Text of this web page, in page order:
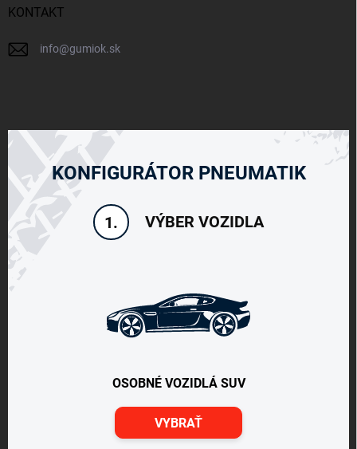
KONTAKT
info@gumiok.sk
KONFIGURÁTOR PNEUMATIK
1. VÝBER VOZIDLA
OSOBNÉ VOZIDLÁ SUV
VYBRAŤ